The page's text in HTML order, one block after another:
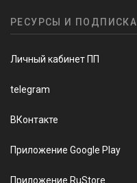
РЕСУРСЫ И ПОДПИСКА
Личный кабинет ПП
telegram
ВКонтакте
Приложение Google Play
Приложение RuStore